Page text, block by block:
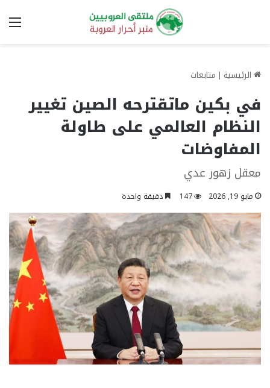
الرئيسية | متابعات
في بكين ماتقترحه الصين تغيير
النظام العالمي على طاولة
المفاوضات
معقل زهور عدي
مايو 19, 2026 147 دقيقة واحدة